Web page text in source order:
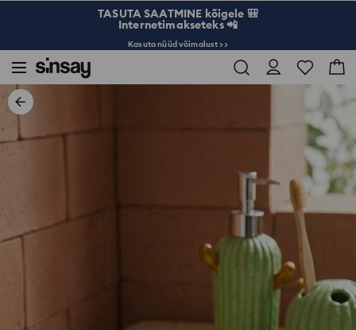
TASUTA SAATMINE kõigele 🎒
Internetimakseteks 📲
Kasuta nüüd võimalust >>